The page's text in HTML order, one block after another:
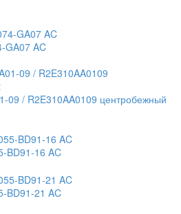
GA07 AC
09 / R2E310AA0109 центробежный
BD91-16 AC
BD91-21 AC